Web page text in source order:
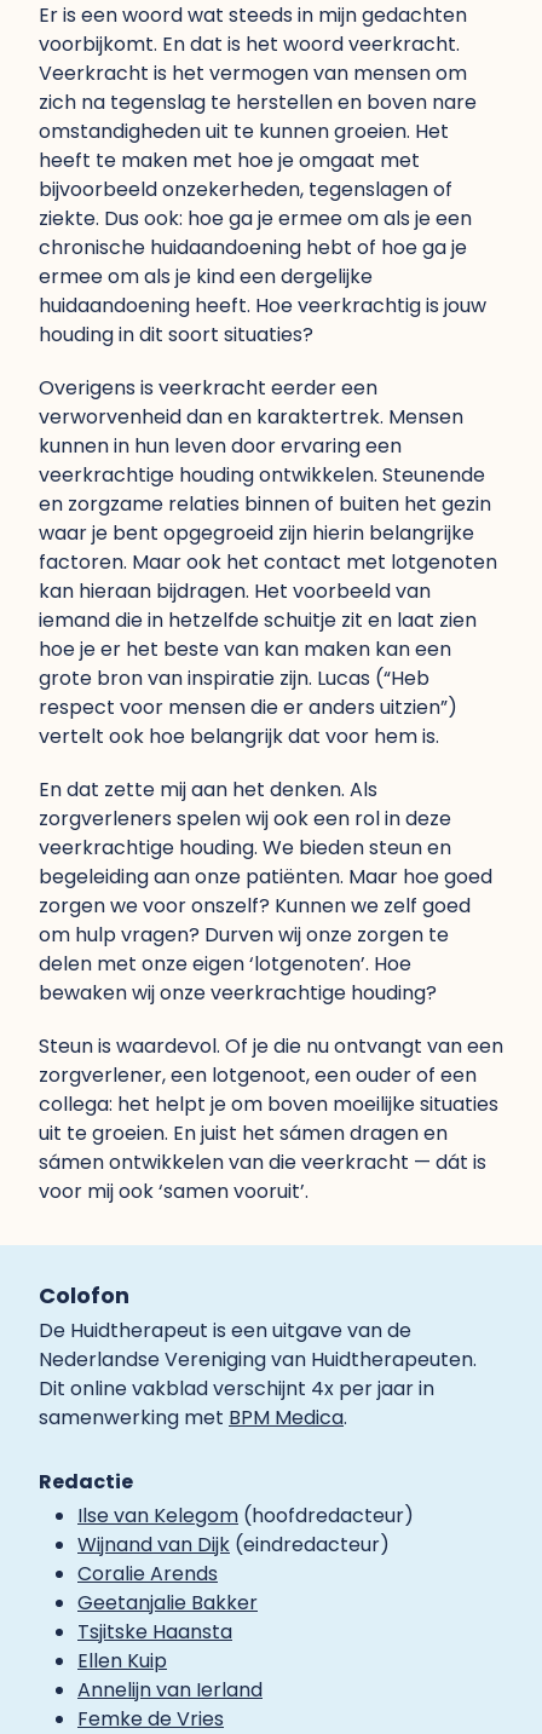
Er is een woord wat steeds in mijn gedachten
voorbijkomt. En dat is het woord veerkracht.
Veerkracht is het vermogen van mensen om
zich na tegenslag te herstellen en boven nare
omstandigheden uit te kunnen groeien. Het
heeft te maken met hoe je omgaat met
bijvoorbeeld onzekerheden, tegenslagen of
ziekte. Dus ook: hoe ga je ermee om als je een
chronische huidaandoening hebt of hoe ga je
ermee om als je kind een dergelijke
huidaandoening heeft. Hoe veerkrachtig is jouw
houding in dit soort situaties?
Overigens is veerkracht eerder een
verworvenheid dan en karaktertrek. Mensen
kunnen in hun leven door ervaring een
veerkrachtige houding ontwikkelen. Steunende
en zorgzame relaties binnen of buiten het gezin
waar je bent opgegroeid zijn hierin belangrijke
factoren. Maar ook het contact met lotgenoten
kan hieraan bijdragen. Het voorbeeld van
iemand die in hetzelfde schuitje zit en laat zien
hoe je er het beste van kan maken kan een
grote bron van inspiratie zijn. Lucas (“Heb
respect voor mensen die er anders uitzien”)
vertelt ook hoe belangrijk dat voor hem is.
En dat zette mij aan het denken. Als
zorgverleners spelen wij ook een rol in deze
veerkrachtige houding. We bieden steun en
begeleiding aan onze patiënten. Maar hoe goed
zorgen we voor onszelf? Kunnen we zelf goed
om hulp vragen? Durven wij onze zorgen te
delen met onze eigen ‘lotgenoten’. Hoe
bewaken wij onze veerkrachtige houding?
Steun is waardevol. Of je die nu ontvangt van een
zorgverlener, een lotgenoot, een ouder of een
collega: het helpt je om boven moeilijke situaties
uit te groeien. En juist het sámen dragen en
sámen ontwikkelen van die veerkracht — dát is
voor mij ook ‘samen vooruit’.
Colofon
De Huidtherapeut is een uitgave van de
Nederlandse Vereniging van Huidtherapeuten.
Dit online vakblad verschijnt 4x per jaar in
samenwerking met BPM Medica.
Redactie
Ilse van Kelegom (hoofdredacteur)
Wijnand van Dijk (eindredacteur)
Coralie Arends
Geetanjalie Bakker
Tsjitske Haansta
Ellen Kuip
Annelijn van Ierland
Femke de Vries